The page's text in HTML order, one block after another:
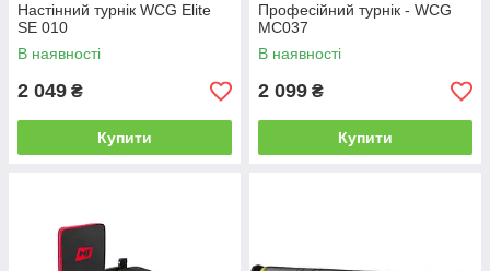
Настінний турнік WCG Elite
SE 010
В наявності
2 049 ₴
Купити
Професійний турнік - WCG
MC037
В наявності
2 099 ₴
Купити